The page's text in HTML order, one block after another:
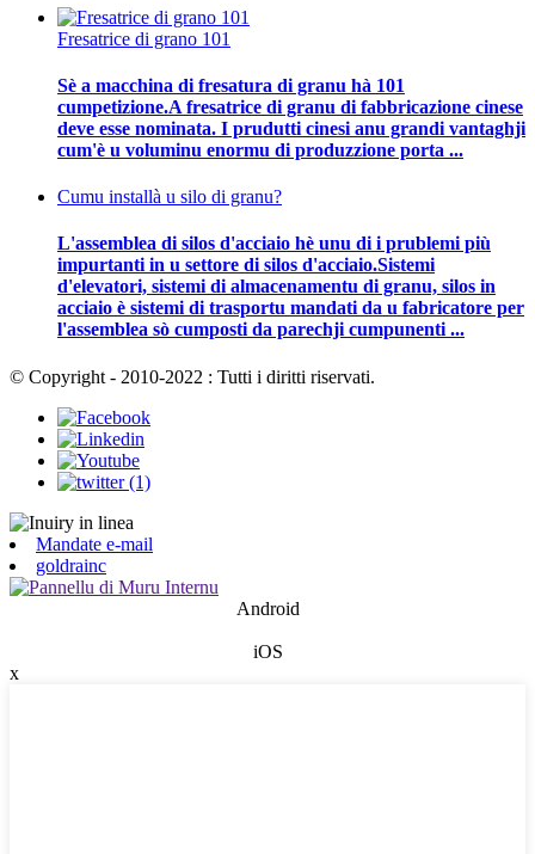
Fresatrice di grano 101
Sè a macchina di fresatura di granu hà 101
cumpetizione.A fresatrice di granu di fabbricazione cinese
deve esse nominata. I prudutti cinesi anu grandi vantaghji
cum'è u voluminu enormu di produzzione porta ...
Cumu installà u silo di granu?
L'assemblea di silos d'acciaio hè unu di i prublemi più
impurtanti in u settore di silos d'acciaio.Sistemi
d'elevatori, sistemi di almacenamentu di granu, silos in
acciaio è sistemi di trasportu mandati da u fabricatore per
l'assemblea sò cumposti da parechji cumpunenti ...
© Copyright - 2010-2022 : Tutti i diritti riservati.
Mandate e-mail
goldrainc
Android
iOS
x